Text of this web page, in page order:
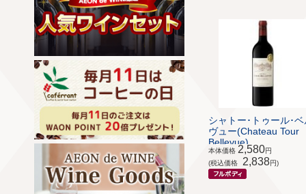
シャトー･トゥール･ベ
ヴュー(Chateau Tour
Bellevue)
本体価格 2,580円
(税込価格
2,838円)